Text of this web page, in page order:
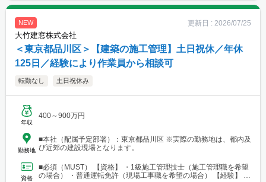
NEW 更新日 : 2026/07/25
大竹建窓株式会社
＜東京都品川区＞【建築の施工管理】土日祝休／年休
125日／経験により作業員から相談可
転勤なし 土日祝休み
年収
400～900万円
勤務地
■本社（配属予定部署）：東京都品川区 ※実際の勤務地は、都内及
び近郊の建設現場となります。
資格
■必須（MUST） 【資格】 ・1級施工管理技士（施工管理職を希望
の場合） ・普通運転免許（現場工事職を希望の場合） 【経験】 ・